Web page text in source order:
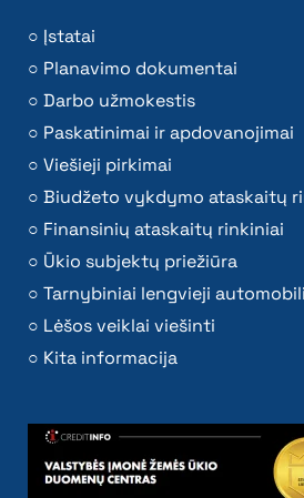
Įstatai
Planavimo dokumentai
Darbo užmokestis
Paskatinimai ir apdovanojimai
Viešieji pirkimai
Biudžeto vykdymo ataskaitų
Finansinių ataskaitų rinkiniai
Ūkio subjektų priežiūra
Tarnybiniai lengvieji
Lėšos veiklai viešinti
Kita informacija